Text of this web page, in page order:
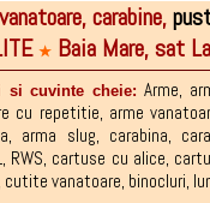
636.807
129.569
804.965
Hoks-
carabine,
★ Baia Mare, sat
si cuvinte cheie: Arme,
cu repetitie, arme
, arma slug, carabina,
, RWS, cartuse cu alice,
cutite vanatoare, binocluri,